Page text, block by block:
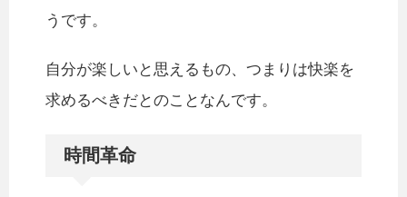
うです。
自分が楽しいと思えるもの、つまりは快楽を
求めるべきだとのことなんです。
時間革命